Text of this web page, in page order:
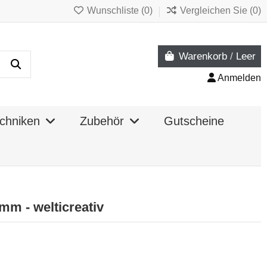
Wunschliste (0) Vergleichen Sie (0)
Warenkorb / Leer
Anmelden
Zubehör Gutscheine
- welticreativ